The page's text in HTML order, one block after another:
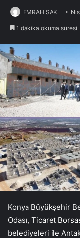
EMRAH SAK
1 dakika okuma süresi
Konya Büyükşehir
Odası, Ticaret
belediyeleri ile